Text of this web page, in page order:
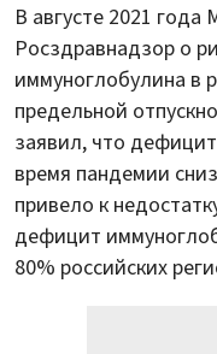
В августе 2021
Росздравнадзор о
иммуноглобулина в
предельной
заявил, что
время пандемии
привело к
дефицит
80% российских